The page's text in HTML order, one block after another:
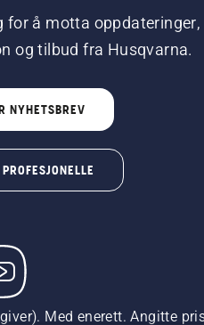
for å motta oppdateringer,
og tilbud fra Husqvarna.
NYHETSBREV
Med enerett. Angitte